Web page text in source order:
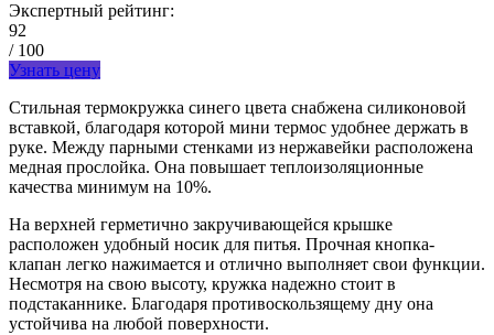
Экспертный рейтинг:
92
/ 100
Узнать цену
Стильная термокружка синего цвета снабжена силиконовой
вставкой, благодаря которой мини термос удобнее держать в
руке. Между парными стенками из нержавейки расположена
медная прослойка. Она повышает теплоизоляционные
качества минимум на 10%.
На верхней герметично закручивающейся крышке
расположен удобный носик для питья. Прочная кнопка-
клапан легко нажимается и отлично выполняет свои функции.
Несмотря на свою высоту, кружка надежно стоит в
подстаканнике. Благодаря противоскользящему дну она
устойчива на любой поверхности.